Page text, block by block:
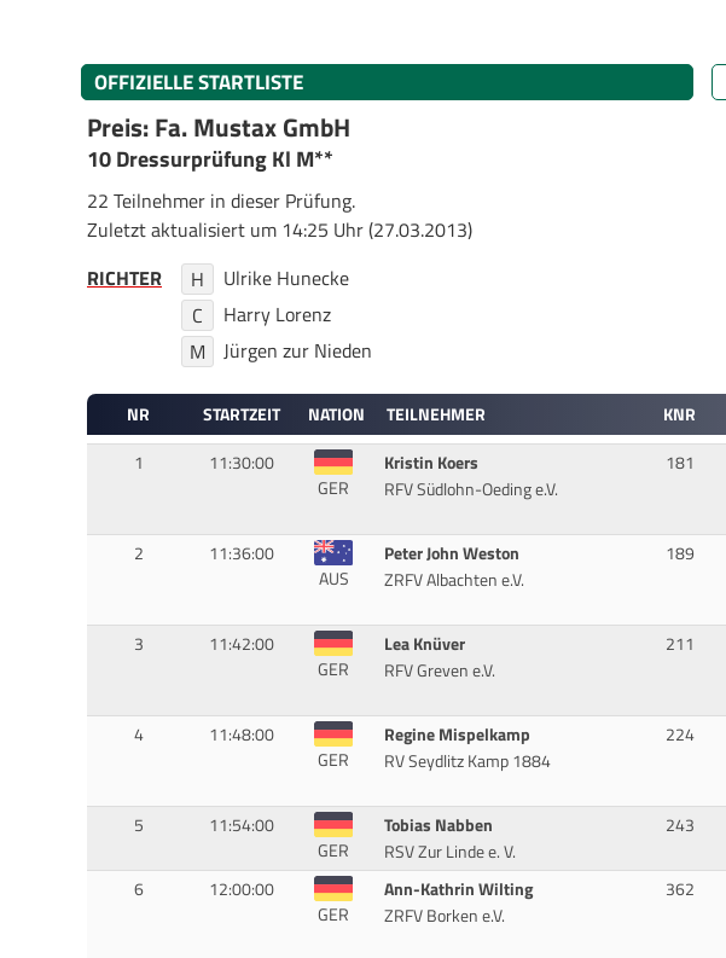
OFFIZIELLE STARTLISTE
Preis: Fa. Mustax GmbH
10 Dressurprüfung Kl M**
22 Teilnehmer in dieser Prüfung.
Zuletzt aktualisiert um 14:25 Uhr (27.03.2013)
RICHTER
H
Ulrike Hunecke
C
Harry Lorenz
M
Jürgen zur Nieden
NR STARTZEIT NATION TEILNEHMER KNR
1
11:30:00
GER
Kristin Koers
RFV Südlohn-Oeding e.V.
181
2
11:36:00
AUS
Peter John Weston
ZRFV Albachten e.V.
189
3
11:42:00
GER
Lea Knüver
RFV Greven e.V.
211
4
11:48:00
GER
Regine Mispelkamp
RV Seydlitz Kamp 1884
224
5
11:54:00
GER
Tobias Nabben
RSV Zur Linde e. V.
243
6
12:00:00
GER
Ann-Kathrin Wilting
ZRFV Borken e.V.
362